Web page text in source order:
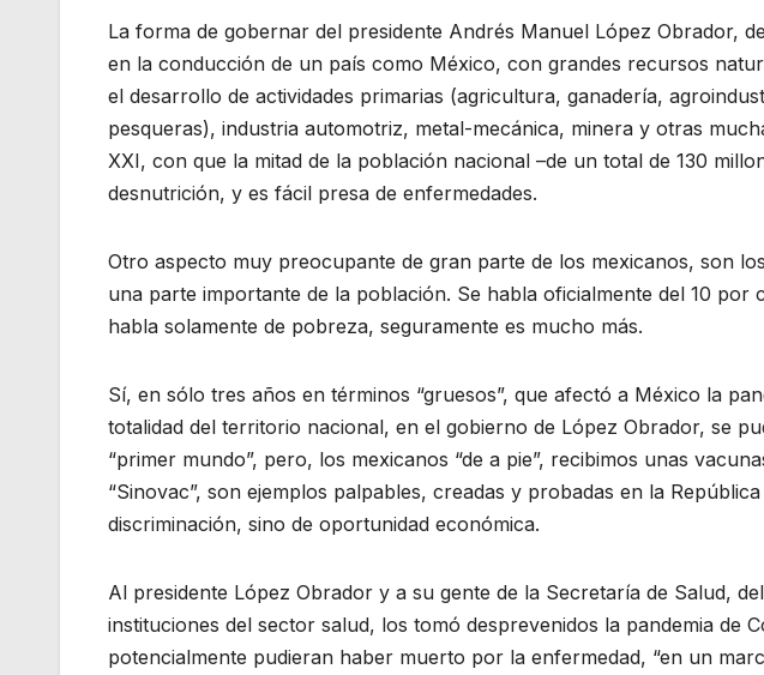
La forma de gobernar del presidente Andrés Manuel López Obrador,
en la conducción de un país como México, con grandes recursos
el desarrollo de actividades primarias (agricultura, ganadería,
pesqueras), industria automotriz, metal-mecánica, minera y otras
XXI, con que la mitad de la población nacional –de un total de 130
desnutrición, y es fácil presa de enfermedades.
Otro aspecto muy preocupante de gran parte de los mexicanos, son
una parte importante de la población. Se habla oficialmente del 10 por
habla solamente de pobreza, seguramente es mucho más.
Sí, en sólo tres años en términos “gruesos”, que afectó a México la
totalidad del territorio nacional, en el gobierno de López Obrador, se
“primer mundo”, pero, los mexicanos “de a pie”, recibimos unas
“Sinovac”, son ejemplos palpables, creadas y probadas en la
discriminación, sino de oportunidad económica.
Al presidente López Obrador y a su gente de la Secretaría de Salud,
instituciones del sector salud, los tomó desprevenidos la pandemia de
potencialmente pudieran haber muerto por la enfermedad, “en un